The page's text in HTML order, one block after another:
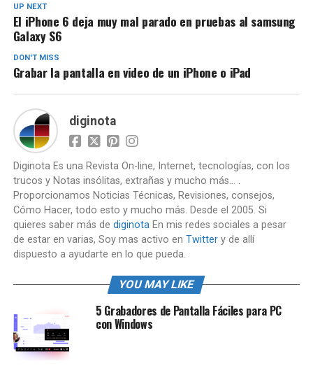
UP NEXT
El iPhone 6 deja muy mal parado en pruebas al samsung
Galaxy S6
DON'T MISS
Grabar la pantalla en video de un iPhone o iPad
diginota
Diginota Es una Revista On-line, Internet, tecnologías, con los
trucos y Notas insólitas, extrañas y mucho más... .
Proporcionamos Noticias Técnicas, Revisiones, consejos,
Cómo Hacer, todo esto y mucho más. Desde el 2005. Si
quieres saber más de diginotaEn mis redes sociales a pesar
de estar en varias, Soy mas activo en Twittery de allí
dispuesto a ayudarte en lo que pueda.
YOU MAY LIKE
5 Grabadores de Pantalla Fáciles para PC
con Windows